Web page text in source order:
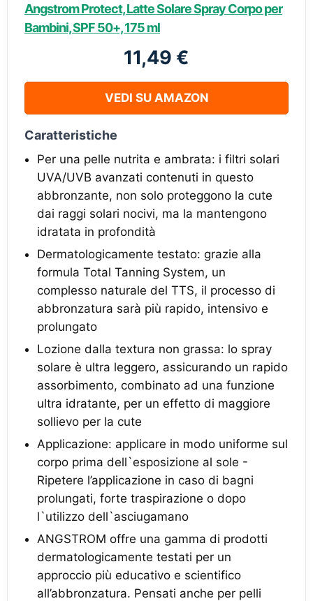
Angstrom Protect, Latte Solare Spray Corpo per
Bambini, SPF 50+, 175 ml
11,49 €
VEDI SU AMAZON
Caratteristiche
Per una pelle nutrita e ambrata: i filtri solari
UVA/UVB avanzati contenuti in questo
abbronzante, non solo proteggono la cute
dai raggi solari nocivi, ma la mantengono
idratata in profondità
Dermatologicamente testato: grazie alla
formula Total Tanning System, un
complesso naturale del TTS, il processo di
abbronzatura sarà più rapido, intensivo e
prolungato
Lozione dalla textura non grassa: lo spray
solare è ultra leggero, assicurando un rapido
assorbimento, combinato ad una funzione
ultra idratante, per un effetto di maggiore
sollievo per la cute
Applicazione: applicare in modo uniforme sul
corpo prima dell`esposizione al sole -
Ripetere l’applicazione in caso di bagni
prolungati, forte traspirazione o dopo
l`utilizzo dell`asciugamano
ANGSTROM offre una gamma di prodotti
dermatologicamente testati per un
approccio più educativo e scientifico
all’abbronzatura. Pensati anche per pelli